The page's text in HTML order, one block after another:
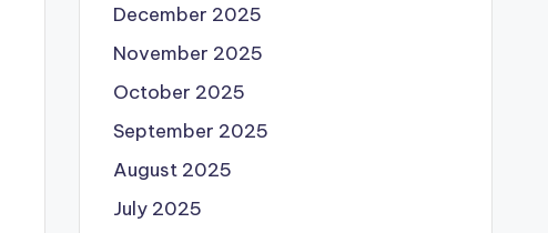
December 2025
November 2025
October 2025
September 2025
August 2025
July 2025